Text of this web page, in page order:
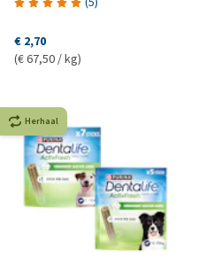
€ 2,70
(€ 67,50 / kg)
Herhaal